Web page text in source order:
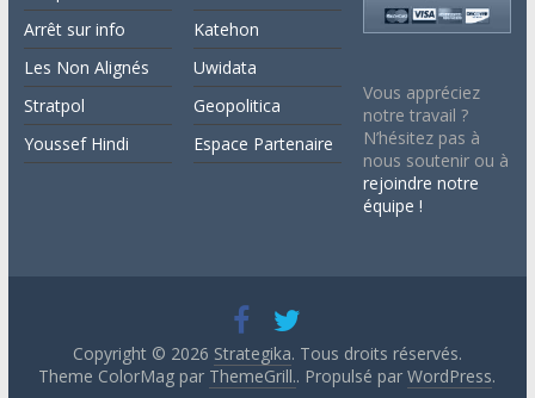
Arrêt sur info
Les Non Alignés
Stratpol
Youssef Hindi
Katehon
Uwidata
Geopolitica
Espace Partenaire
Vous appréciez
notre travail ?
N’hésitez pas à
nous soutenir ou à
rejoindre notre
équipe !
Copyright © 2026 Strategika. Tous droits réservés.
Theme ColorMag par ThemeGrill.. Propulsé parWordPress.